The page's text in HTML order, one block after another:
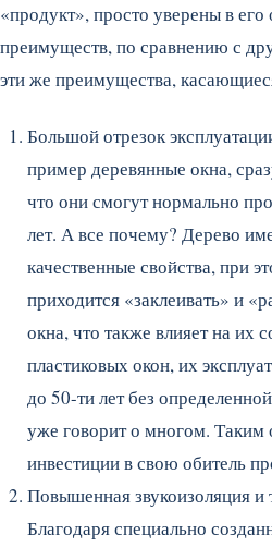
«продукт», просто уверены в
преимуществ, по сравнению с
эти же преимущества,
Большой отрезок
пример деревянные окна,
что они смогут нормально
лет. А все почему? Дерево
качественные свойства, при
приходится «заклеивать» и
окна, что также влияет на их
пластиковых окон, их
до 50-ти лет без
уже говорит о многом. Таким
инвестиции в свою обитель
Повышенная звукоизоляция и
Благодаря специально